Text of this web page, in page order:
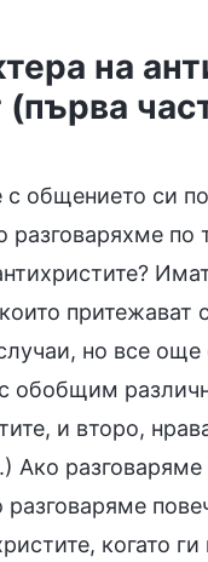
на
общението си по
разговаряхме
притежават
но все
обобщим
и второ,
Ако
разговаряме
когато